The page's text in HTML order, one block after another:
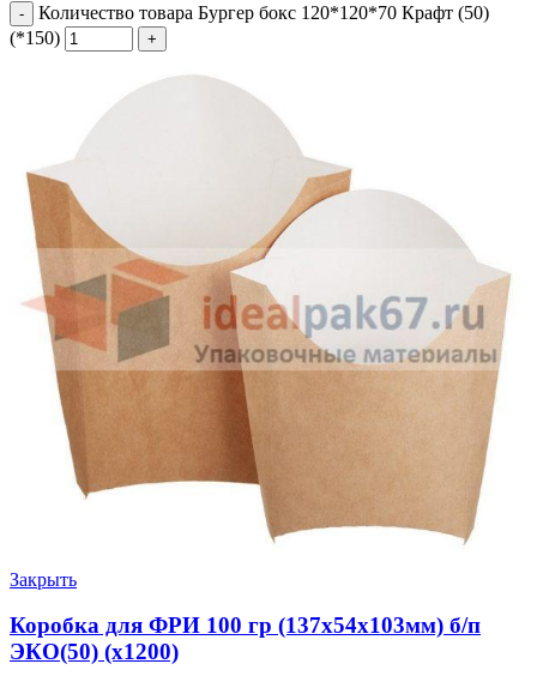
Количество товара Бургер бокс 120*120*70 Крафт (50)
(*150)
Закрыть
Коробка для ФРИ 100 гр (137х54х103мм) б/п
ЭКО(50) (х1200)